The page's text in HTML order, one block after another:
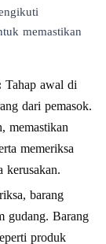
memastikan
Tahap awal di
dari pemasok.
memastikan
memeriksa
kerusakan.
barang
gudang. Barang
produk